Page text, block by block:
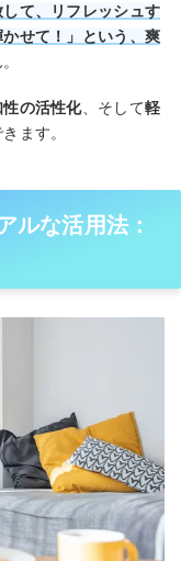
て、リフレッシュす
せて！」という、爽
性の活性化、そして軽
ます。
ルな活用法：